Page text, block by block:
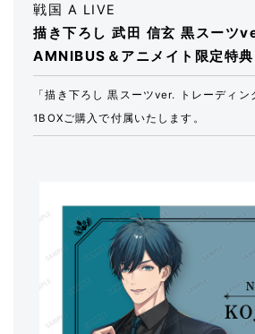
描き下ろし 武田 信玄 黒スーツ
AMNIBUS＆アニメイト限定特典
戦国 A LIVE
「描き下ろし 黒スーツver. トレーディン
1BOXご購入で付属いたします。